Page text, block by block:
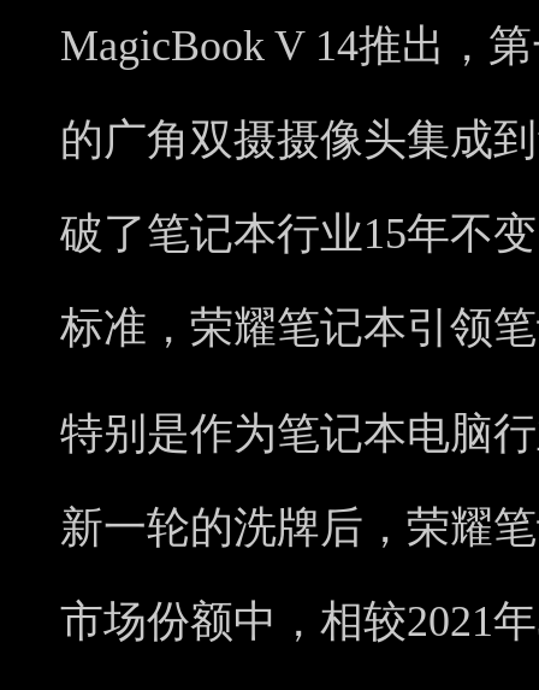
MagicBook V 14推出，
的广角双摄摄像头集成
破了笔记本行业15年不
标准，荣耀笔记本引领
特别是作为笔记本电脑
新一轮的洗牌后，荣耀
市场份额中，相较2021